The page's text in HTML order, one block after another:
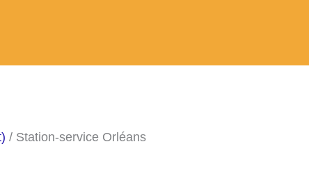
/ Station-service Orléans